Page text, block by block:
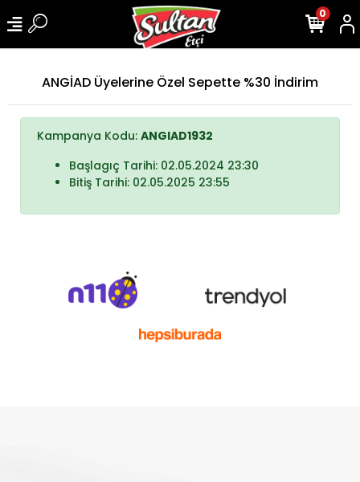
0
ANGİAD Üyelerine Özel Sepette %30 İndirim
Kampanya Kodu: ANGIAD1932
Başlagıç Tarihi: 02.05.2024 23:30
Bitiş Tarihi: 02.05.2025 23:55